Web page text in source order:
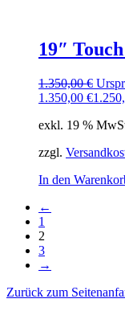
19″
1.350,00€
1.350,00 €
exkl. 19 %
zzgl.
In den
←
1
2
3
→
Zurück zum